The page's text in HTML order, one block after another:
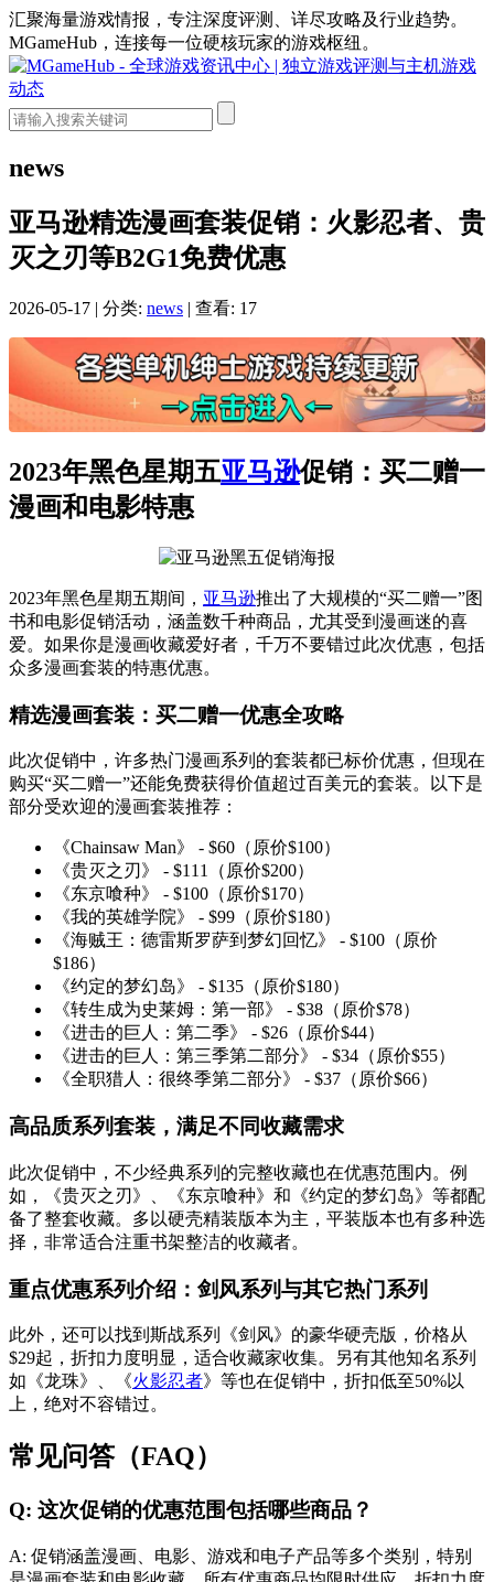
汇聚海量游戏情报，专注深度评测、详尽攻略及行业趋势。
MGameHub，连接每一位硬核玩家的游戏枢纽。
news
亚马逊精选漫画套装促销：火影忍者、贵
灭之刃等B2G1免费优惠
2026-05-17 | 分类: news | 查看: 17
2023年黑色星期五亚马逊促销：买二赠一
漫画和电影特惠
2023年黑色星期五期间， 亚马逊推出了大规模的“买二赠一”图
书和电影促销活动，涵盖数千种商品，尤其受到漫画迷的喜
爱。如果你是漫画收藏爱好者，千万不要错过此次优惠，包括
众多漫画套装的特惠优惠。
精选漫画套装：买二赠一优惠全攻略
此次促销中，许多热门漫画系列的套装都已标价优惠，但现在
购买“买二赠一”还能免费获得价值超过百美元的套装。以下是
部分受欢迎的漫画套装推荐：
《Chainsaw Man》 - $60（原价$100）
《贵灭之刃》 - $111（原价$200）
《东京喰种》 - $100（原价$170）
《我的英雄学院》 - $99（原价$180）
《海贼王：德雷斯罗萨到梦幻回忆》 - $100（原价
$186）
《约定的梦幻岛》 - $135（原价$180）
《转生成为史莱姆：第一部》 - $38（原价$78）
《进击的巨人：第二季》 - $26（原价$44）
《进击的巨人：第三季第二部分》 - $34（原价$55）
《全职猎人：很终季第二部分》 - $37（原价$66）
高品质系列套装，满足不同收藏需求
此次促销中，不少经典系列的完整收藏也在优惠范围内。例
如，《贵灭之刃》、《东京喰种》和《约定的梦幻岛》等都配
备了整套收藏。多以硬壳精装版本为主，平装版本也有多种选
择，非常适合注重书架整洁的收藏者。
重点优惠系列介绍：剑风系列与其它热门系列
此外，还可以找到斯战系列《剑风》的豪华硬壳版，价格从
$29起，折扣力度明显，适合收藏家收集。另有其他知名系列
如《龙珠》、《火影忍者》等也在促销中，折扣低至50%以
上，绝对不容错过。
常见问答（FAQ）
Q: 这次促销的优惠范围包括哪些商品？
A: 促销涵盖漫画、电影、游戏和电子产品等多个类别，特别